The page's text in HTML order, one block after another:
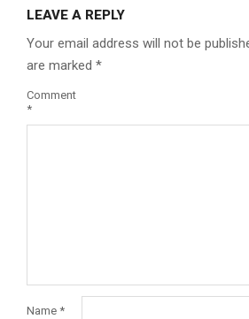
LEAVE A REPLY
Your email address will not be
are marked *
Comment
*
Name *